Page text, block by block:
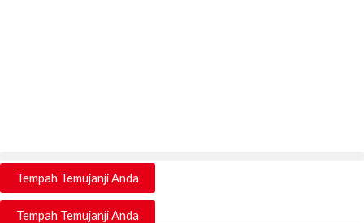
Tempah Temujanji Anda
Tempah Temujanji Anda